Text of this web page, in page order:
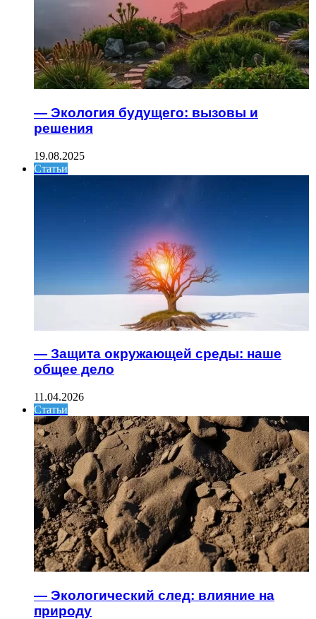
— Экология будущего: вызовы и
решения
19.08.2025
Статьи
— Защита окружающей среды: наше
общее дело
11.04.2026
Статьи
— Экологический след: влияние на
природу